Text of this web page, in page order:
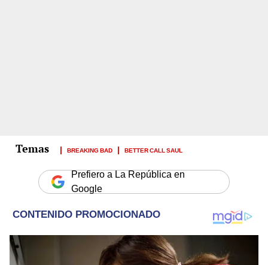
BREAKING BAD BETTER CALL SAUL
Prefiero a La República en
Google